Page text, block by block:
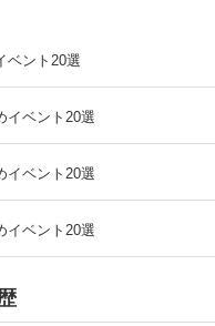
ベント20選
イベント20選
イベント20選
イベント20選